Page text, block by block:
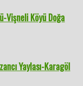
Vişneli Köyü Doğa
Yaylası-Karagöl